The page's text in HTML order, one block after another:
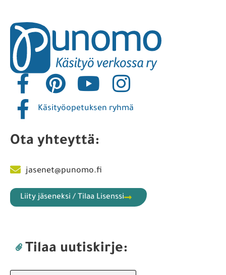
Käsityöopetuksen ryhmä
Ota yhteyttä:
jasenet@punomo.fi
Liity jäseneksi / Tilaa Lisenssi
Tilaa uutiskirje: